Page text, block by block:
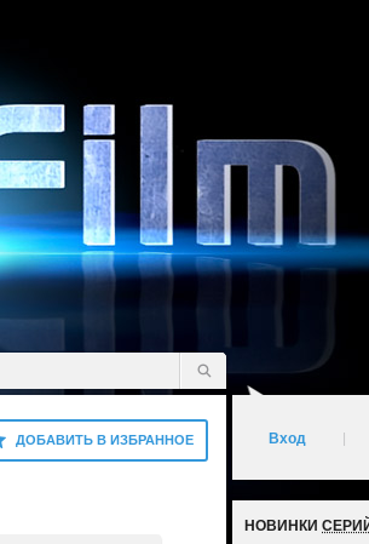
ДОБАВИТЬ В ИЗБРАННОЕ Вход
НОВИНКИ